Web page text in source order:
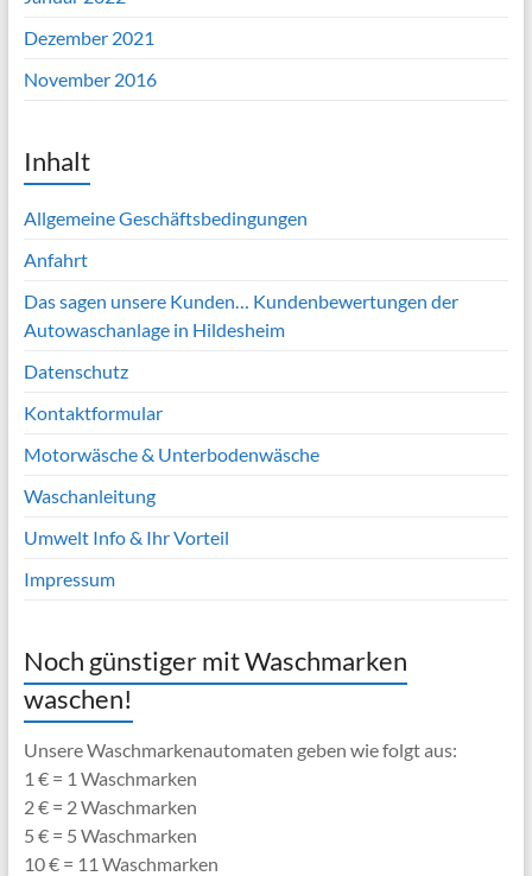
Dezember 2021
November 2016
Inhalt
Allgemeine Geschäftsbedingungen
Anfahrt
Das sagen unsere Kunden… Kundenbewertungen der
Autowaschanlage in Hildesheim
Datenschutz
Kontaktformular
Motorwäsche & Unterbodenwäsche
Waschanleitung
Umwelt Info & Ihr Vorteil
Impressum
Noch günstiger mit Waschmarken
waschen!
Unsere Waschmarkenautomaten geben wie folgt aus:
1 € = 1 Waschmarken
2 € = 2 Waschmarken
5 € = 5 Waschmarken
10 € = 11 Waschmarken